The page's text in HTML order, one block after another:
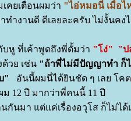
คยเตือนผมว่า "ไอ่หมอนี่ เมื่อไ
ทำงานดี ดีเลยละครับ ไม่งั้นคง
บหู ที่เค้าพูดถึงพี่ตั้มว่า "โง่"
"ป
วย เช่น "ถ้าพี่ไม่มีปัญญาทำ ก็
"
อันนี้ผมนี่ได้ยินชัด ๆ เลย โค
12 ปี มากว่าพี่คนนี้ 11 ปี
กันมา แต่แค่เรื่องอวุโส ก็ไม่ไ